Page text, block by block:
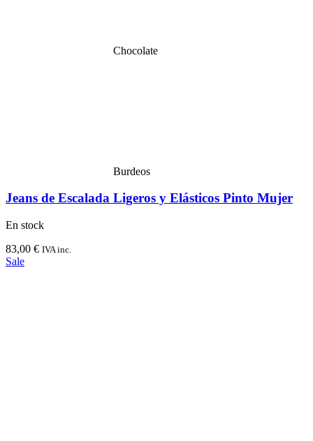
Chocolate
Burdeos
Jeans de Escalada Ligeros y Elásticos Pinto Mujer
En stock
83,00 € IVA inc.
Sale